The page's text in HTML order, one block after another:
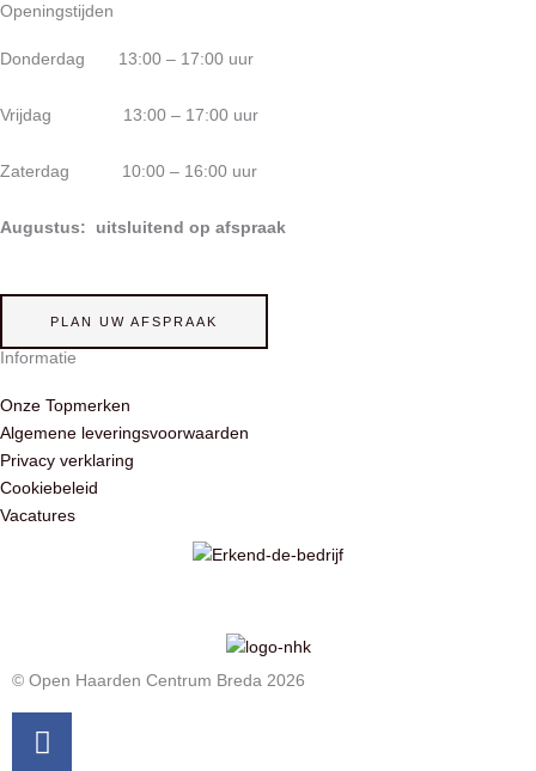
Openingstijden
Donderdag 13:00 – 17:00 uur
Vrijdag 13:00 – 17:00 uur
Zaterdag 10:00 – 16:00 uur
Augustus: uitsluitend op afspraak
PLAN UW AFSPRAAK
Informatie
Onze Topmerken
Algemene leveringsvoorwaarden
Privacy verklaring
Cookiebeleid
Vacatures
© Open Haarden Centrum Breda 2026
Facebook
Pinterest
Instagram
Youtube